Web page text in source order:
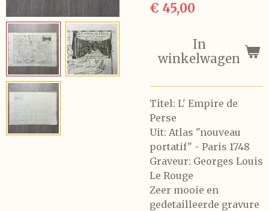
€ 45,00
In
winkelwagen
Titel: L' Empire de
Perse
Uit: Atlas "nouveau
portatif" - Paris 1748
Graveur: Georges Louis
Le Rouge
Zeer mooie en
gedetailleerde gravure